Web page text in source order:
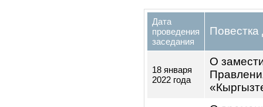
Токтобаевич
Эшманбетов
Чингиз
Султанбекович
Туратбекова
Альбина
Туратбековна